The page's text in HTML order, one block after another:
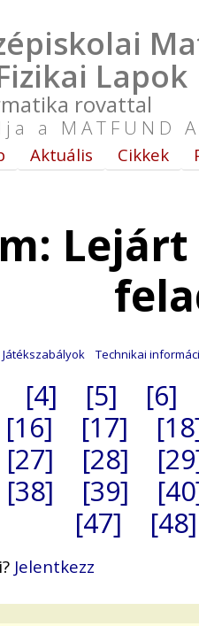
Lapok
rovattal
a MATFUND
Aktuális Cikkek
Játékszabályok Technikai
[4] [5]
[6]
[16] [17]
[27] [28]
[38] [39]
[47]
[48]
Jelentkezz